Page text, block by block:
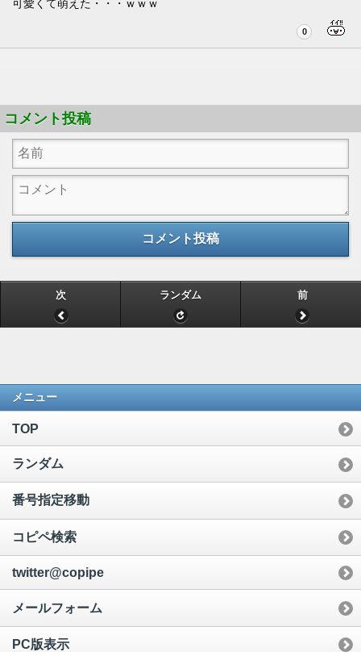
可愛くて萌えた・・・ｗｗｗ
0
コメント投稿
コメント投稿
次 ランダム 前
メニュー
TOP
ランダム
番号指定移動
コピペ検索
twitter@copipe
メールフォーム
PC版表示